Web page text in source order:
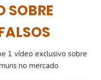
SOBRE
1 vídeo exclusivo sobre
no mercado